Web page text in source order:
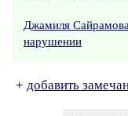
Джамиля
нарушении
+ добавить